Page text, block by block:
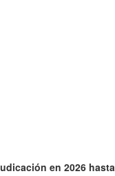
en 2026 hasta